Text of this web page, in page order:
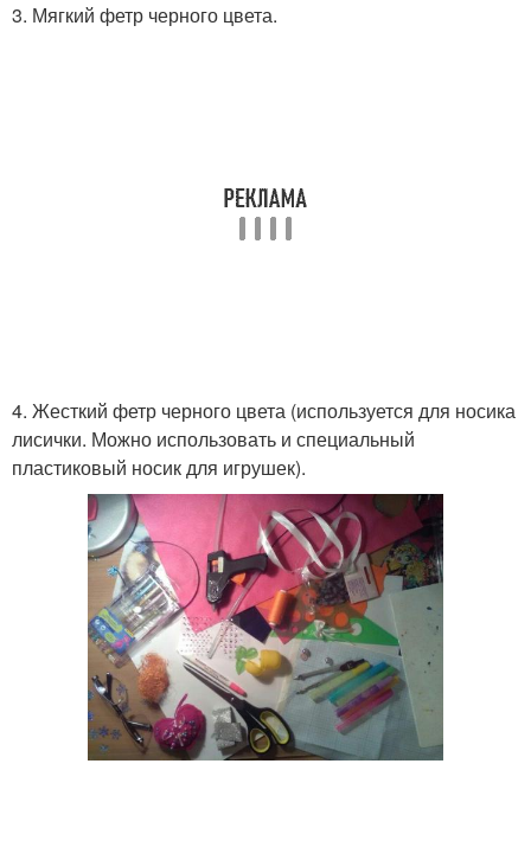
3. Мягкий фетр черного цвета.
4. Жесткий фетр черного цвета (используется для носика
лисички. Можно использовать и специальный
пластиковый носик для игрушек).